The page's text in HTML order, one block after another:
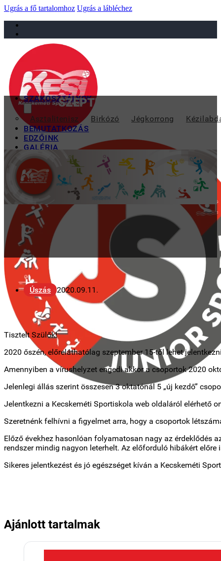
Ugrás a fő tartalomhoz Ugrás a lábléchez
sportiskola@juniorsportkft.hu
SZAKOSZTÁLYOK
Asztalitenisz Birkózó Jégkorrong
BEMUTATKOZÁS
EDZŐINK
GALÉRIA
TAO
KAPCSOLAT
SZEPTEMBER 15-TŐL
Úszás 2020.09.11.
Tisztelt Szülők!
2020 őszén, előreláthatólag szeptember 15-től lehet
Amennyiben a vírushelyzet engedi akkor a csoportok 2020
Jelenlegi állás szerint összesen 3 oktatónál 5 „új kezdő”
Jelentkezni a Kecskeméti Sportiskola web oldaláról elérhető
Szeretnénk felhívni a figyelmet arra, hogy a csoportok
Előző évekhez hasonlóan folyamatosan nagy az érdeklődés
rendszer mindig nagyon leterhelt. Az előforduló hibákért előre
Sikeres jelentkezést és jó egészséget kíván a Kecskeméti
Ajánlott tartalmak